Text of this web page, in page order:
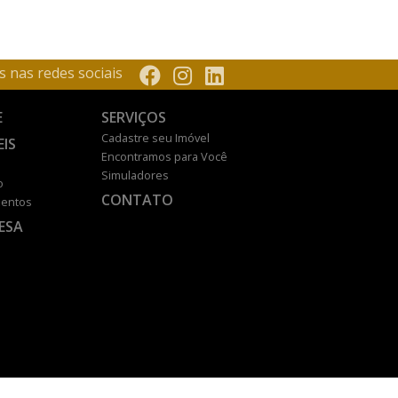
nas redes sociais
SERVIÇOS
Cadastre seu Imóvel
Encontramos para Você
Simuladores
CONTATO